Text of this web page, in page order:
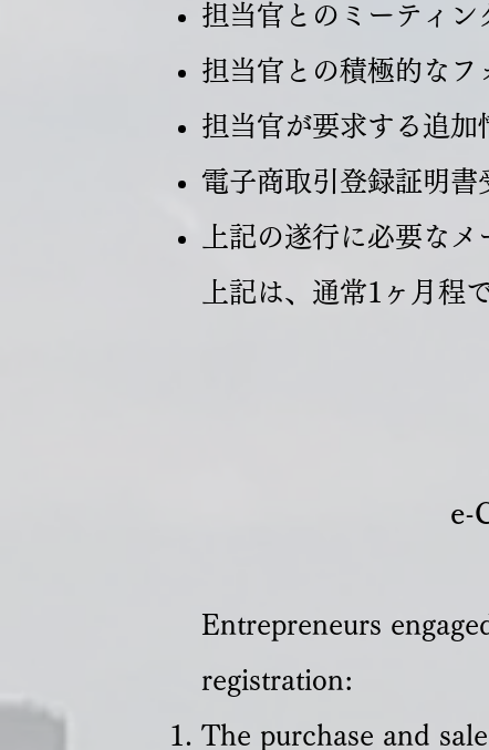
担当官とのミーティン
担当官との積極的なフ
担当官が要求する追加
電子商取引登録証明
上記の遂行に必要な
上記は、通常1ヶ月程
e-
Entrepreneurs
registration:
The purchase and